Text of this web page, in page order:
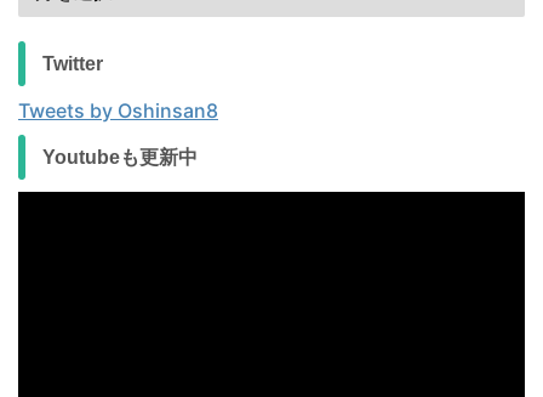
Twitter
Tweets by Oshinsan8
Youtubeも更新中